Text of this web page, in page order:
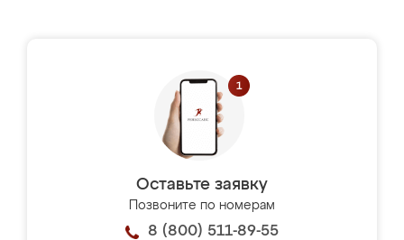
Оставьте заявку
Позвоните по номерам
8 (800) 511-89-55